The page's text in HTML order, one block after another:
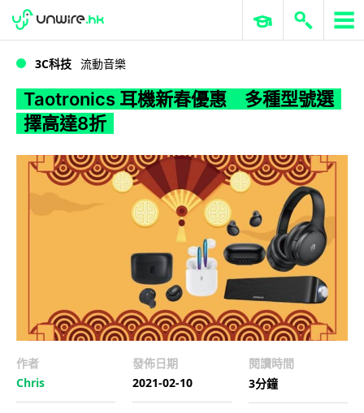
WWDC 2026 ERP 與商業 AI
3C科技 流動音樂
Taotronics 耳機新春優惠 多種型號選
擇高達8折
作者
Chris
發佈日期
2021-02-10
閱讀時間
3分鐘